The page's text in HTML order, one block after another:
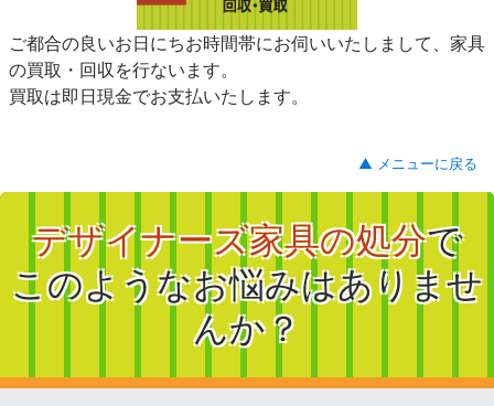
ご都合の良いお日にちお時間帯にお伺いいたしまして、家具
の買取・回収を行ないます。
買取は即日現金でお支払いたします。
▲ メニューに戻る
デザイナーズ家具の処分で
このようなお悩みはありませ
んか？